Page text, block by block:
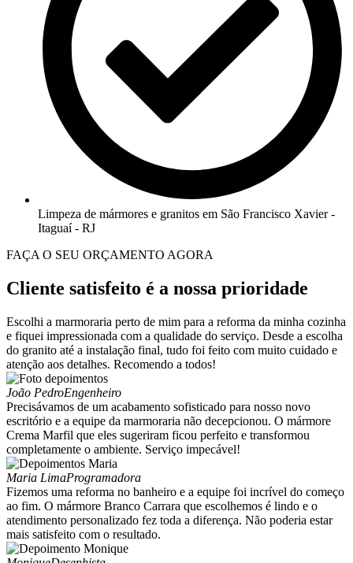
Limpeza de mármores e granitos em São Francisco Xavier -
Itaguaí - RJ
FAÇA O SEU ORÇAMENTO AGORA
Cliente satisfeito é a nossa prioridade
Escolhi a marmoraria perto de mim para a reforma da minha cozinha
e fiquei impressionada com a qualidade do serviço. Desde a escolha
do granito até a instalação final, tudo foi feito com muito cuidado e
atenção aos detalhes. Recomendo a todos!
João PedroEngenheiro
Precisávamos de um acabamento sofisticado para nosso novo
escritório e a equipe da marmoraria não decepcionou. O mármore
Crema Marfil que eles sugeriram ficou perfeito e transformou
completamente o ambiente. Serviço impecável!
Maria LimaProgramadora
Fizemos uma reforma no banheiro e a equipe foi incrível do começo
ao fim. O mármore Branco Carrara que escolhemos é lindo e o
atendimento personalizado fez toda a diferença. Não poderia estar
mais satisfeito com o resultado.